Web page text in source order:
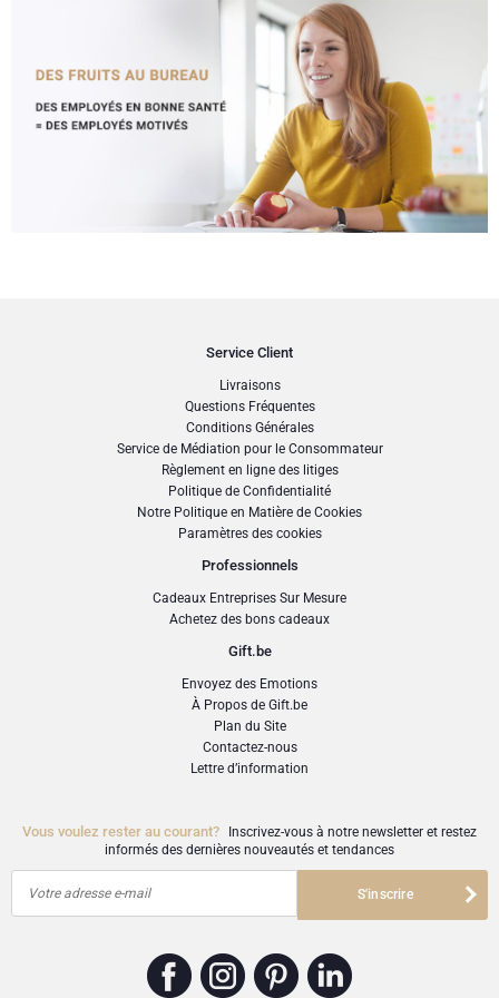
Vous voulez rester au courant?
Inscrivez-vous à notre newsletter et restez
informés des dernières nouveautés et tendances
Votre adresse e-mail S'inscrire
Service Client
Livraisons
Questions Fréquentes
Conditions Générales
Service de Médiation pour le Consommateur
Règlement en ligne des litiges
Politique de Confidentialité
Notre Politique en Matière de Cookies
Paramètres des cookies
Professionnels
Cadeaux Entreprises Sur Mesure
Achetez des bons cadeaux
Gift.be
Envoyez des Emotions
À Propos de Gift.be
Plan du Site
Contactez-nous
Lettre d’information